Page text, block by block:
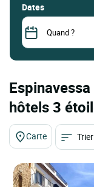
dates
hôtels 3
Carte